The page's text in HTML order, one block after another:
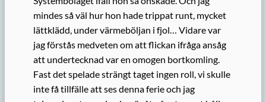
mindes så väl hur hon hade trippat runt, mycket
lättklädd, under värmeböljan i fjol… Vidare var
jag förstås medveten om att flickan ifråga ansåg
att undertecknad var en omogen bortkomling.
Fast det spelade strängt taget ingen roll, vi skulle
inte få tillfälle att ses denna ferie och jag